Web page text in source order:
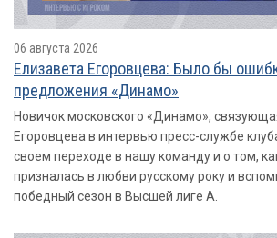
06 августа 2026
Елизавета Егоровцева: Было бы
предложения «Динамо»
Новичок московского «Динамо»,
Егоровцева в интервью пресс-службе
своем переходе в нашу команду и о том,
призналась в любви русскому року и
победный сезон в Высшей лиге А.